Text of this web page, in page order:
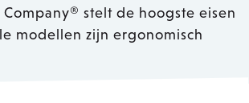
Company® stelt de hoogste eisen
modellen zijn ergonomisch